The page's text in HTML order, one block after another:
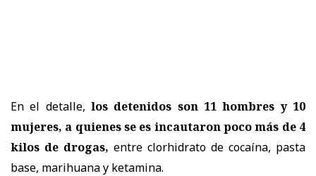
En el detalle, los detenidos son 11 hombres y 10
mujeres, a quienes se es incautaron poco más de 4
kilos de drogas, entre clorhidrato de cocaína, pasta
base, marihuana y ketamina.